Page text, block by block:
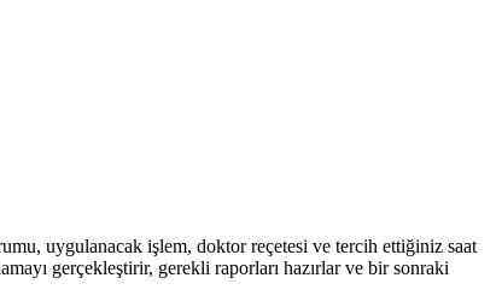
uygulanacak işlem, doktor reçetesi ve tercih ettiğiniz saat
gerçekleştirir, gerekli raporları hazırlar ve bir sonraki